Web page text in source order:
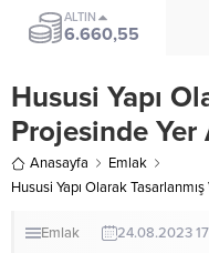
ALTIN
6.660,55
Hususi Yapı
Projesinde
Anasayfa
Emlak
Hususi Yapı Olarak
Emlak 24.08.2023